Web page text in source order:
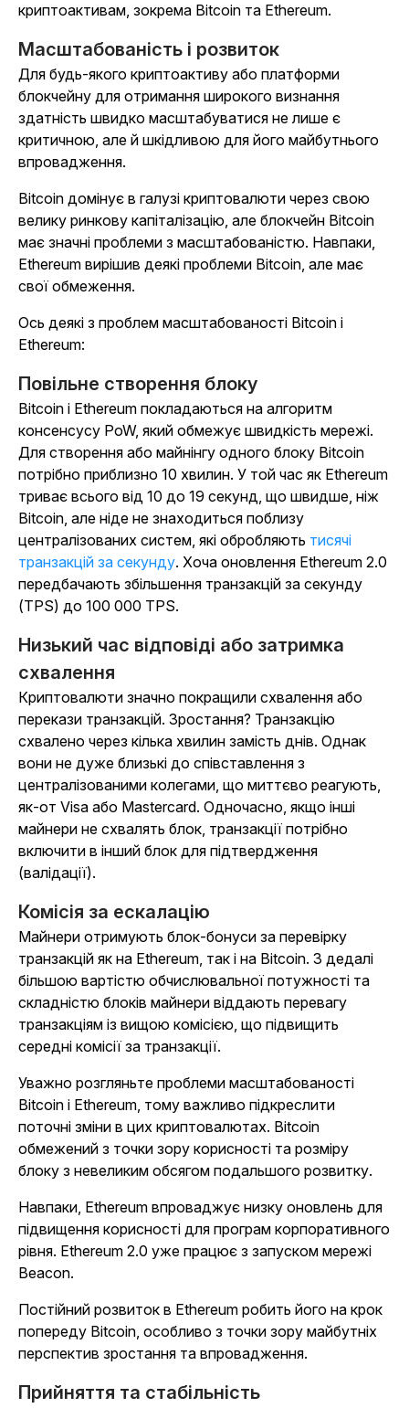
криптоактивам, зокрема Bitcoin та Ethereum.
Масштабованість і розвиток
Для будь-якого криптоактиву або платформи
блокчейну для отримання широкого визнання
здатність швидко масштабуватися не лише є
критичною, але й шкідливою для його майбутнього
впровадження.
Bitcoin домінує в галузі криптовалюти через свою
велику ринкову капіталізацію, але блокчейн Bitcoin
має значні проблеми з масштабованістю. Навпаки,
Ethereum вирішив деякі проблеми Bitcoin, але має
свої обмеження.
Ось деякі з проблем масштабованості Bitcoin і
Ethereum:
Повільне створення блоку
Bitcoin і Ethereum покладаються на алгоритм
консенсусу PoW, який обмежує швидкість мережі.
Для створення або майнінгу одного блоку Bitcoin
потрібно приблизно 10 хвилин. У той час як Ethereum
триває всього від 10 до 19 секунд, що швидше, ніж
Bitcoin, але ніде не знаходиться поблизу
централізованих систем, які обробляють тисячі
транзакцій за секунду. Хоча оновлення Ethereum 2.0
передбачають збільшення транзакцій за секунду
(TPS) до 100 000 TPS.
Низький час відповіді або затримка
схвалення
Криптовалюти значно покращили схвалення або
перекази транзакцій. Зростання? Транзакцію
схвалено через кілька хвилин замість днів. Однак
вони не дуже близькі до співставлення з
централізованими колегами, що миттєво реагують,
як-от Visa або Mastercard. Одночасно, якщо інші
майнери не схвалять блок, транзакції потрібно
включити в інший блок для підтвердження
(валідації).
Комісія за ескалацію
Майнери отримують блок-бонуси за перевірку
транзакцій як на Ethereum, так і на Bitcoin. З дедалі
більшою вартістю обчислювальної потужності та
складністю блоків майнери віддають перевагу
транзакціям із вищою комісією, що підвищить
середні комісії за транзакції.
Уважно розгляньте проблеми масштабованості
Bitcoin і Ethereum, тому важливо підкреслити
поточні зміни в цих криптовалютах. Bitcoin
обмежений з точки зору корисності та розміру
блоку з невеликим обсягом подальшого розвитку.
Навпаки, Ethereum впроваджує низку оновлень для
підвищення корисності для програм корпоративного
рівня. Ethereum 2.0 уже працює з запуском мережі
Beacon.
Постійний розвиток в Ethereum робить його на крок
попереду Bitcoin, особливо з точки зору майбутніх
перспектив зростання та впровадження.
Прийняття та стабільність